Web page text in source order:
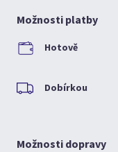
Možnosti platby
Hotově
Dobírkou
Možnosti dopravy